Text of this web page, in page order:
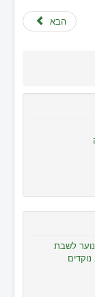
הבא
לשבת